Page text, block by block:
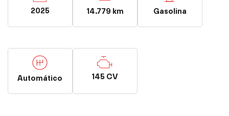
2025 14.779 km Gasolina
Automático 145 CV